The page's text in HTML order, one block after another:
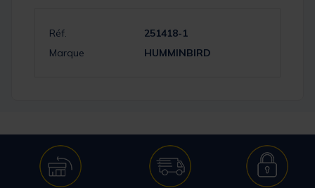
Réf.
251418-1
Marque
HUMMINBIRD